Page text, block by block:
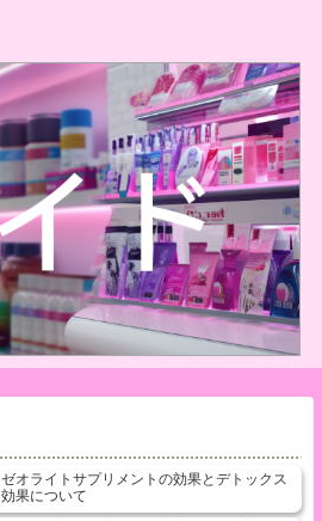
ゼオライトサプリメントの効果とデトックス
効果について